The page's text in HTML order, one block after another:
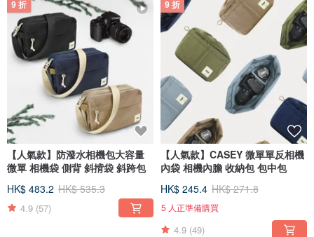
9 折
【人氣款】防潑水相機包大容量
微單 相機袋 側背 斜揹袋 斜跨包
HK$ 483.2 HK$ 535.3
4.9 (57)
9 折
【人氣款】CASEY 微單單反相機
內袋 相機內膽 收納包 包中包
HK$ 245.4 HK$ 271.8
5 人正準備購買
4.9 (49)